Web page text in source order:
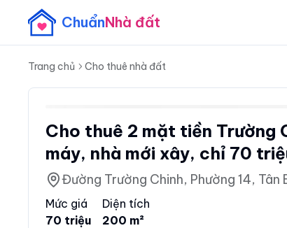
ChuẩnNhà đất
Trang chủ Cho thuê nhà đất
Cho thuê 2 mặt tiền Trường
máy, nhà mới xây, chỉ 70
Đường Trường Chinh, Phường 14, Tân
Mức giá
70 triệu
Diện tích
200 m²